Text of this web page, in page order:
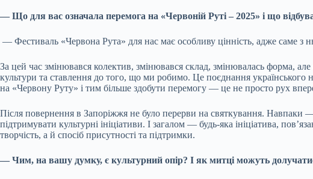
— Що для вас означала перемога на «Червоній Руті – 2025» і що
— Фестиваль «Червона Рута» для нас має особливу цінність, адже саме
За цей час змінювався колектив, змінювався склад, змінювалась форма,
культури та ставлення до того, що ми робимо. Це поєднання
на «Червону Руту» і тим більше здобути перемогу — це не просто рух
Після повернення в Запоріжжя не було перерви на святкування. Навпаки
підтримувати культурні ініціативи. І загалом — будь-яка ініціатива,
творчість, а й спосіб присутності та підтримки.
— Чим, на вашу думку, є культурний опір? І як митці можуть